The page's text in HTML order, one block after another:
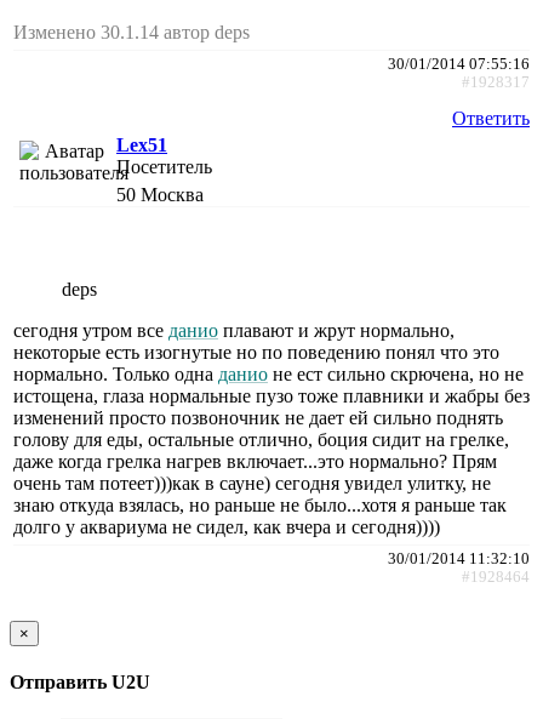
Изменено 30.1.14 автор deps
30/01/2014 07:55:16
#1928317
Ответить
Lex51
Посетитель
50 Москва
deps
сегодня утром все данио плавают и жрут нормально,
некоторые есть изогнутые но по поведению понял что это
нормально. Только одна данио не ест сильно скрючена, но не
истощена, глаза нормальные пузо тоже плавники и жабры без
изменений просто позвоночник не дает ей сильно поднять
голову для еды, остальные отлично, боция сидит на грелке,
даже когда грелка нагрев включает...это нормально? Прям
очень там потеет)))как в сауне) сегодня увидел улитку, не
знаю откуда взялась, но раньше не было...хотя я раньше так
долго у аквариума не сидел, как вчера и сегодня))))
30/01/2014 11:32:10
#1928464
×
Отправить U2U